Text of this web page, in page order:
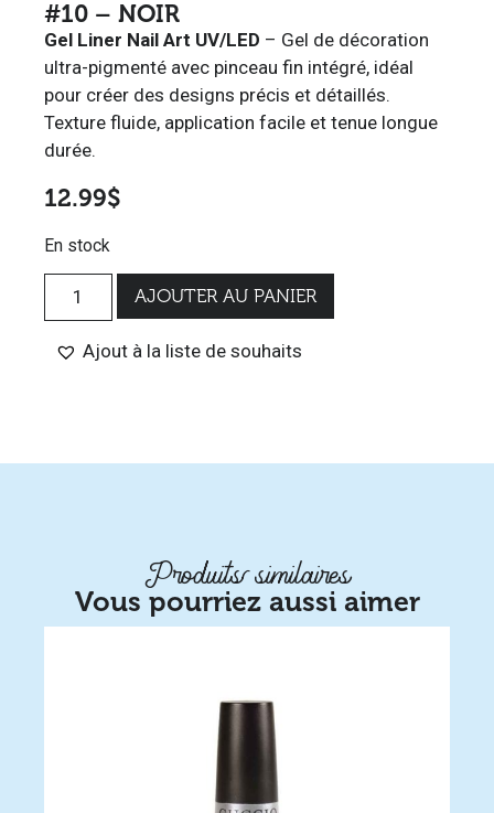
#10 – NOIR
Gel Liner Nail Art UV/LED – Gel de décoration
ultra-pigmenté avec pinceau fin intégré, idéal
pour créer des designs précis et détaillés.
Texture fluide, application facile et tenue longue
durée.
12.99$
En stock
AJOUTER AU PANIER
Ajout à la liste de souhaits
Produits similaires
Vous pourriez aussi aimer